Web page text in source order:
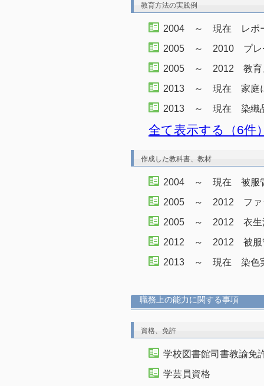
教育方法の実践例
2004 ～ 現在 レポ
2005 ～ 2010 プレ
2005 ～ 2012 教育
2013 ～ 現在 家庭に
2013 ～ 現在 染織品
全て表示する（6件
作成した教科書、教材
2004 ～ 現在 被服管
2005 ～ 2012 ファッ
2005 ～ 2012 衣生
2012 ～ 2012 被服
2013 ～ 現在 染色
職務上の能力に関する事項
資格、免許
学校図書館司書教諭免
学芸員資格